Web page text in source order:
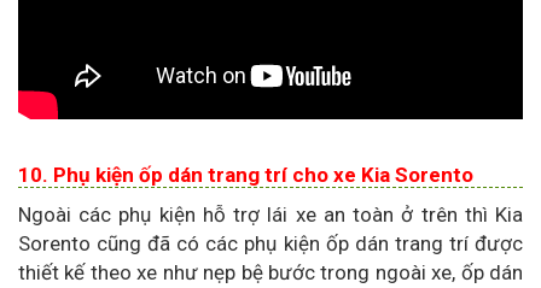
10. Phụ kiện ốp dán trang trí cho xe Kia Sorento
Ngoài các phụ kiện hỗ trợ lái xe an toàn ở trên thì Kia
Sorento cũng đã có các phụ kiện ốp dán trang trí được
thiết kế theo xe như nẹp bệ bước trong ngoài xe, ốp dán